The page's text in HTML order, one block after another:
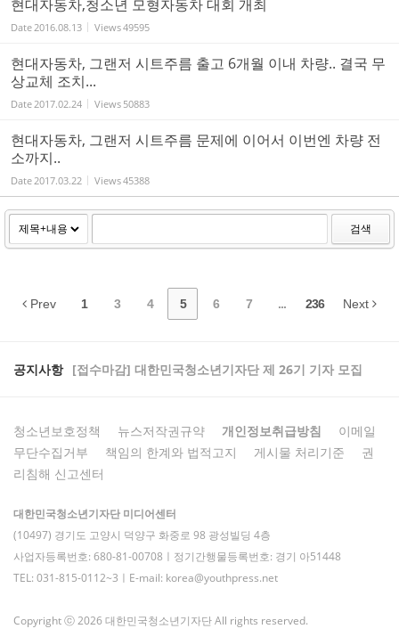
현대자동차,청소년 모형자동차 대회 개최
Date2016.08.13 Views49595
현대자동차, 그랜저 시트주름 출고 6개월 이내 차량.. 결국 무
상교체 조치...
Date2017.02.24 Views 50883
현대자동차, 그랜저 시트주름 문제에 이어서 이번엔 차량 전
소까지..
Date2017.03.22 Views45388
검색
Prev 1 3 4 5 6 7 ... 236 Next
공지사항 [접수마감] 대한민국청소년기자단 제 26기 기자 모집
청소년보호정책 뉴스저작권규약 개인정보취급방침
이메일
무단수집거부
책임의 한계와 법적고지 게시물 처리기준
권
리침해 신고센터
대한민국청소년기자단 미디어센터
(10497) 경기도 고양시 덕양구 화중로 98 광성빌딩 4층
사업자등록번호: 680-81-00708ㅣ정기간행물등록번호: 경기 아51448
TEL: 031-815-0112~3ㅣE-mail: korea@youthpress.net
Copyright ⓒ 2026 대한민국청소년기자단 All rights reserved.